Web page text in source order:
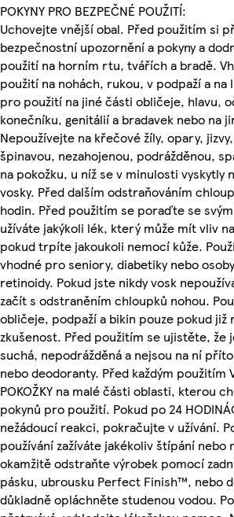
POKYNY PRO BEZPEČNÉ POUŽITÍ:
Uchovejte vnější obal. Před použitím si
bezpečnostní upozornění a pokyny a
použití na horním rtu, tvářích a bradě.
použití na nohách, rukou, v podpaží a na
pro použití na jiné části obličeje, hlavu,
konečníku, genitálií a bradavek nebo na
Nepoužívejte na křečové žíly, opary,
špinavou, nezahojenou, podrážděnou,
na pokožku, u níž se v minulosti vyskytly
vosky. Před dalším odstraňováním
hodin. Před použitím se poraďte se
užíváte jakýkoli lék, který může mít vliv
pokud trpíte jakoukoli nemocí kůže.
vhodné pro seniory, diabetiky nebo
retinoidy. Pokud jste nikdy vosk
začít s odstraněním chloupků nohou.
obličeje, podpaží a bikin pouze pokud
zkušenost. Před použitím se ujistěte, že
suchá, nepodrážděná a nejsou na ní
nebo deodoranty. Před každým použitím
POKOŽKY na malé části oblasti, kterou
pokynů pro použití. Pokud po 24
nežádoucí reakci, pokračujte v užívání.
používání zažíváte jakékoliv štípání nebo
okamžitě odstraňte výrobek pomocí
pásku, ubrousku Perfect Finish™, nebo
důkladně opláchněte studenou vodou.